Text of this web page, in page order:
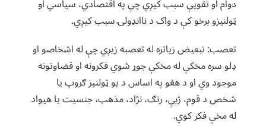
ټولنیزو برخو کې د واک د ناانډولۍ سبب کیږي.
تعصب: تبعیض زیاتره له تعصبه زیږي چې له اشخاصو او
ډلو سره مخکې له مخکې جوړ شوي فکرونه او قضاوتونه
موجود وي او د هغو په اساس د یو ټولنیز ګروپ یا
شخص د قوم، ژبې، رنګ، نژاد، مذهب، جنسیت یا هیواد
له مخې فکر کوي.